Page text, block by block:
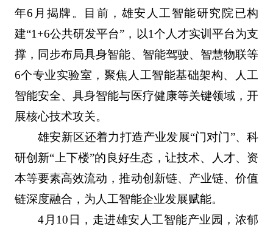
年6月揭牌。目前，雄安人工智能研究院已构
建“1+6公共研发平台”，以1个人才实训平台为支
撑，同步布局具身智能、智能驾驶、智慧物联等
6个专业实验室，聚焦人工智能基础架构、人工
智能安全、具身智能与医疗健康等关键领域，开
展核心技术攻关。
雄安新区还着力打造产业发展“门对门”、科
研创新“上下楼”的良好生态，让技术、人才、资
本等要素高效流动，推动创新链、产业链、价值
链深度融合，为人工智能企业发展赋能。
4月10日，走进雄安人工智能产业园，浓郁